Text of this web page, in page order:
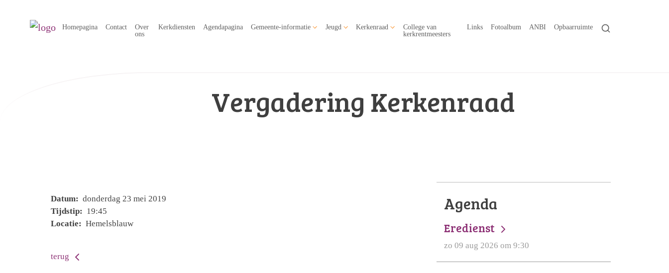
Homepagina Contact
Over
ons
Kerkdiensten Agendapagina Gemeente-informatie Jeugd Kerkenraad
College van
kerkrentmeesters
Links Fotoalbum ANBI Opbaarruimte
Vergadering Kerkenraad
Datum: donderdag 23 mei 2019
Tijdstip: 19:45
Locatie: Hemelsblauw
terug
Agenda
Eredienst
zo 09 aug 2026 om 9:30